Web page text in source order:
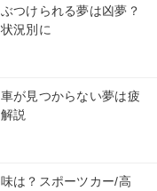
つけられる夢は凶夢？
況別に
が見つからない夢は疲
説
は？スポーツカー/高